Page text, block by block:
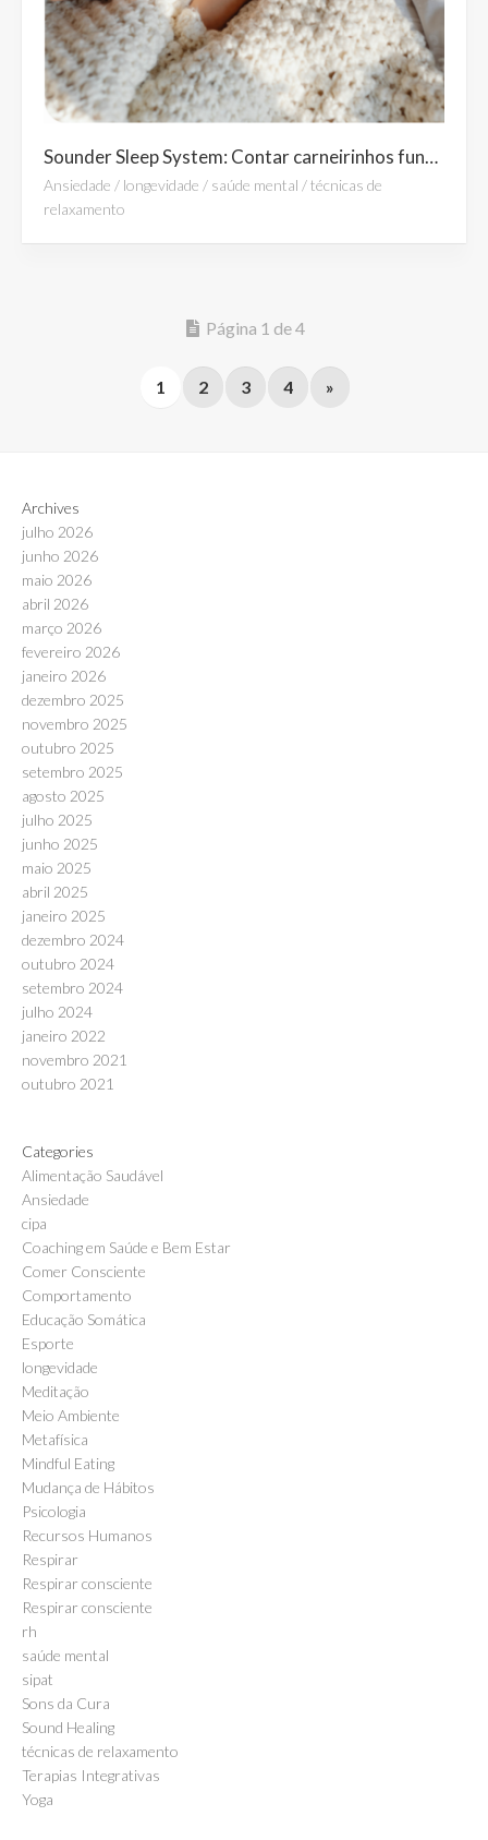
Sounder Sleep System: Contar carneirinhos funciona ou seu corpo precisa de outra estratégia para dormir melhor?
Ansiedade / longevidade / saúde mental /técnicas de
relaxamento
Página 1 de 4
1 2 3 4 »
Archives
julho 2026
junho 2026
maio 2026
abril 2026
março 2026
fevereiro 2026
janeiro 2026
dezembro 2025
novembro 2025
outubro 2025
setembro 2025
agosto 2025
julho 2025
junho 2025
maio 2025
abril 2025
janeiro 2025
dezembro 2024
outubro 2024
setembro 2024
julho 2024
janeiro 2022
novembro 2021
outubro 2021
Categories
Alimentação Saudável
Ansiedade
cipa
Coaching em Saúde e Bem Estar
Comer Consciente
Comportamento
Educação Somática
Esporte
longevidade
Meditação
Meio Ambiente
Metafísica
Mindful Eating
Mudança de Hábitos
Psicologia
Recursos Humanos
Respirar
Respirar consciente
Respirar consciente
rh
saúde mental
sipat
Sons da Cura
Sound Healing
técnicas de relaxamento
Terapias Integrativas
Yoga